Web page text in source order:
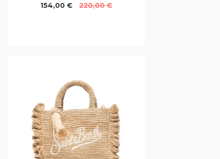
154,00 €
220,00 €